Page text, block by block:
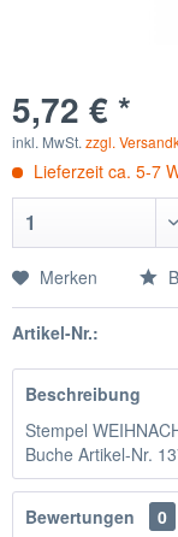
5,72 € *
inkl. MwSt. zzgl.
Lieferzeit ca. 5-7
Merken
Artikel-Nr.:
Beschreibung
Stempel
Buche Artikel-Nr.
Bewertungen
0